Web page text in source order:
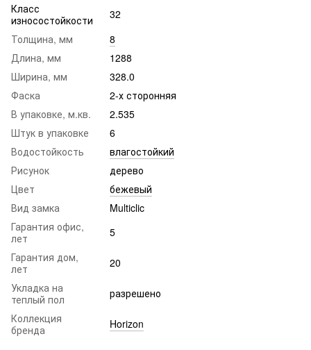
Класс
износостойкости
32
Толщина, мм
8
Длина, мм
1288
Ширина, мм
328.0
Фаска
2-х сторонняя
В упаковке, м.кв.
2.535
Штук в упаковке
6
Водостойкость
влагостойкий
Рисунок
дерево
Цвет
бежевый
Вид замка
Multiclic
Гарантия офис,
лет
5
Гарантия дом,
лет
20
Укладка на
теплый пол
разрешено
Коллекция
бренда
Horizon